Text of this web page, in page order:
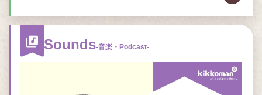
Sounds-音楽・Podcast-